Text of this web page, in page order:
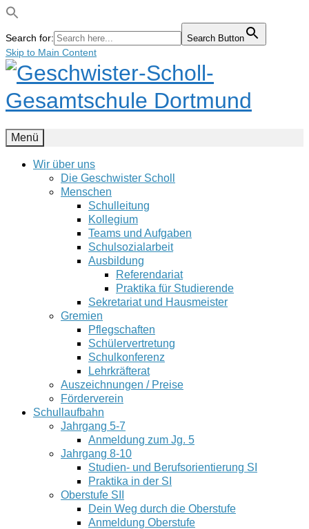
Search for: Search Button
Skip to Main Content
Menü
Wir über uns
Die Geschwister Scholl
Menschen
Schulleitung
Kollegium
Teams und Aufgaben
Schulsozialarbeit
Ausbildung
Referendariat
Praktika für Studierende
Sekretariat und Hausmeister
Gremien
Pflegschaften
Schülervertretung
Schulkonferenz
Lehrkräfterat
Auszeichnungen / Preise
Förderverein
Schullaufbahn
Jahrgang 5-7
Anmeldung zum Jg. 5
Jahrgang 8-10
Studien- und Berufsorientierung SI
Praktika in der SI
Oberstufe SII
Dein Weg durch die Oberstufe
Anmeldung Oberstufe